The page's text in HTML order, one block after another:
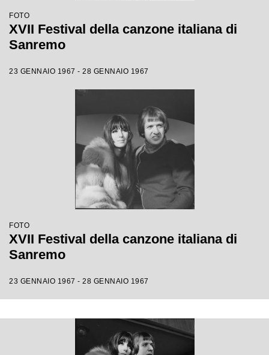
FOTO
XVII Festival della canzone italiana di
Sanremo
23 GENNAIO 1967 - 28 GENNAIO 1967
FOTO
XVII Festival della canzone italiana di
Sanremo
23 GENNAIO 1967 - 28 GENNAIO 1967